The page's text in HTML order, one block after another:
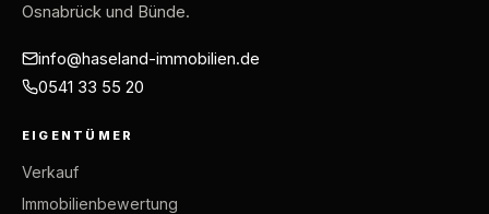
Osnabrück und Bünde.
info@haseland-immobilien.de
0541 33 55 20
EIGENTÜMER
Verkauf
Immobilienbewertung